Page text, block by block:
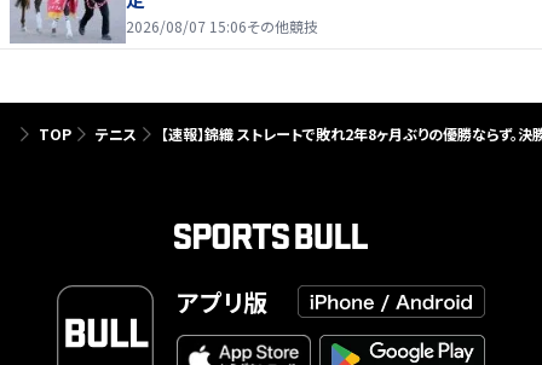
2026/08/07 15:06その他競技
TOP テニス 【速報】錦織 ストレートで敗れ2年8ヶ月ぶりの優勝ならず。
アプリ版